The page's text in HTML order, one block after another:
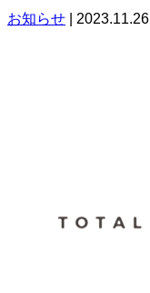
お知らせ 2023.11.26